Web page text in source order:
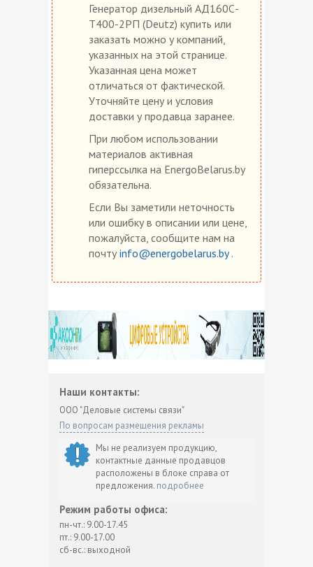
Генератор дизельный АД160С-
Т400-2РП (Deutz) купить или
заказать можно у компаний,
указанных на этой странице.
Указанная цена может
отличаться от фактической.
Уточняйте цену и условия
доставки у продавца заранее.
При любом использовании
материалов активная
гиперссылка на EnergoBelarus.by
обязательна.
Если Вы заметили неточность
или ошибку в описании или цене,
пожалуйста, сообщите нам на
почту info@energobelarus.by.
Наши контакты:
ООО "Деловые системы связи"
По вопросам размещения рекламы
Мы не реализуем продукцию,
контактные данные продавцов
расположены в блоке справа от
предложения. подробнее
Режим работы офиса:
пн-чт.: 9.00-17.45
пт.: 9.00-17.00
сб-вс.: выходной